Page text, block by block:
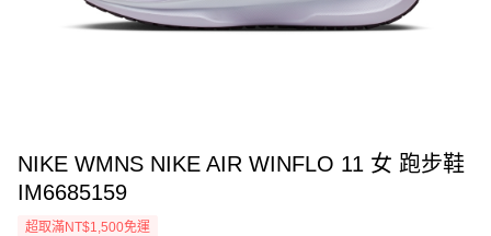
NIKE WMNS NIKE AIR WINFLO 11 女 跑步鞋
IM6685159
超取滿NT$1,500免運